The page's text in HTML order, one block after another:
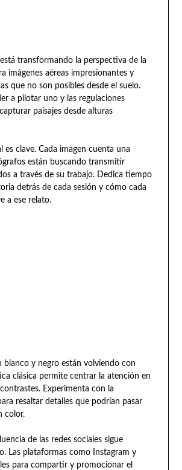
transformando la perspectiva de la
imágenes aéreas impresionantes y
que no son posibles desde el suelo.
a pilotar uno y las regulaciones
paisajes desde alturas
es clave. Cada imagen cuenta una
están buscando transmitir
a través de su trabajo. Dedica tiempo
detrás de cada sesión y cómo cada
a ese relato.
blanco y negro están volviendo con
clásica permite centrar la atención en
Experimenta con la
resaltar detalles que podrían pasar
color.
de las redes sociales sigue
Las plataformas como Instagram y
para compartir y promocionar el